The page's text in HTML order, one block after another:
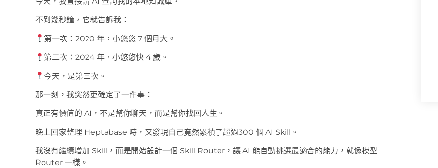
不到幾秒鐘，它就告訴我：
第一次：2020 年，小悠悠 7 個月大。
第二次：2024 年，小悠悠快 4 歲。
今天，是第三次。
那一刻，我突然更確定了一件事：
真正有價值的 AI，不是幫你聊天，而是幫你找回人生。
晚上回家整理 Heptabase 時，又發現自己竟然累積了超過300 個 AI Skill。
我沒有繼續增加 Skill，而是開始設計一個 Skill Router，讓 AI 能自動挑選最適合的能力，就像模型
Router 一樣。